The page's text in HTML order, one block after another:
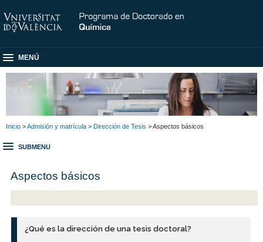
MENÚ
Inicio >Admisión y matrícula > Dirección de Tesis > Aspectos básicos
SUBMENU
Aspectos básicos
¿Qué es la dirección de una tesis doctoral?